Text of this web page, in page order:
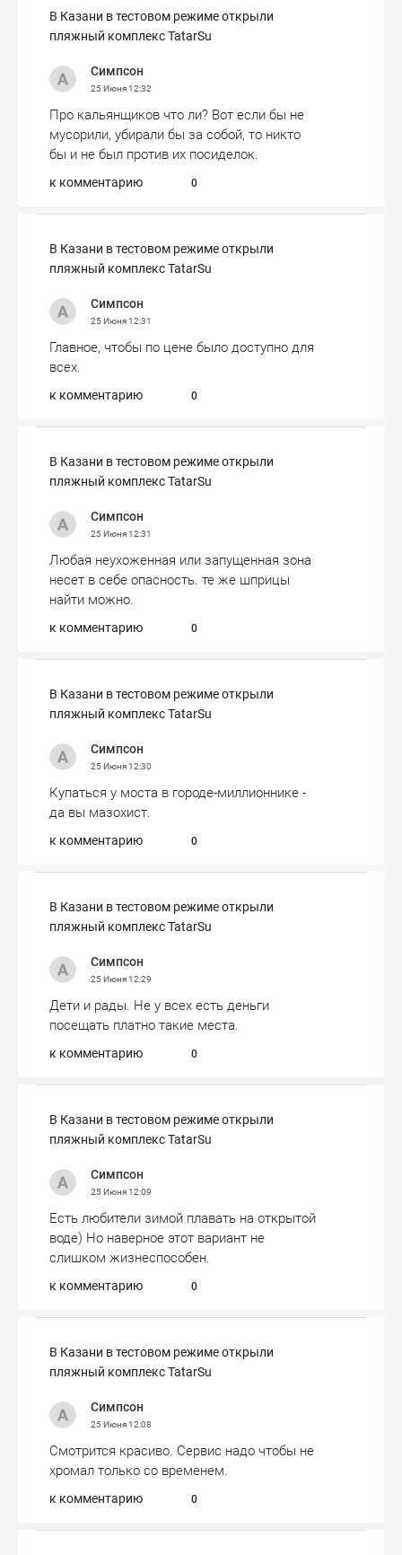
В Казани в тестовом режиме открыли
пляжный комплекс TatarSu
Симпсон
25 Июня12:32
Про кальянщиков что ли? Вот если бы не
мусорили, убирали бы за собой, то никто
бы и не был против их посиделок.
к комментарию 0
В Казани в тестовом режиме открыли
пляжный комплекс TatarSu
Симпсон
25 Июня12:31
Главное, чтобы по цене было доступно для
всех.
к комментарию 0
В Казани в тестовом режиме открыли
пляжный комплекс TatarSu
Симпсон
25 Июня12:31
Любая неухоженная или запущенная зона
несет в себе опасность. те же шприцы
найти можно.
к комментарию 0
В Казани в тестовом режиме открыли
пляжный комплекс TatarSu
Симпсон
25 Июня12:30
Купаться у моста в городе-миллионнике -
да вы мазохист.
к комментарию 0
В Казани в тестовом режиме открыли
пляжный комплекс TatarSu
Симпсон
25 Июня12:29
Дети и рады. Не у всех есть деньги
посещать платно такие места.
к комментарию 0
В Казани в тестовом режиме открыли
пляжный комплекс TatarSu
Симпсон
25 Июня12:09
Есть любители зимой плавать на открытой
воде) Но наверное этот вариант не
слишком жизнеспособен.
к комментарию 0
В Казани в тестовом режиме открыли
пляжный комплекс TatarSu
Симпсон
25 Июня12:08
Смотрится красиво. Сервис надо чтобы не
хромал только со временем.
к комментарию 0